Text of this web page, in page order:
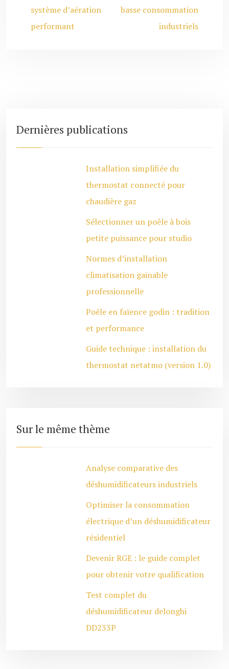
système d’aération
performant
basse consommation
industriels
Dernières publications
Installation simplifiée du
thermostat connecté pour
chaudière gaz
Sélectionner un poêle à bois
petite puissance pour studio
Normes d’installation
climatisation gainable
professionnelle
Poêle en faïence godin : tradition
et performance
Guide technique : installation du
thermostat netatmo (version 1.0)
Sur le même thème
Analyse comparative des
déshumidificateurs industriels
Optimiser la consommation
électrique d’un déshumidificateur
résidentiel
Devenir RGE : le guide complet
pour obtenir votre qualification
Test complet du
déshumidificateur delonghi
DD233P